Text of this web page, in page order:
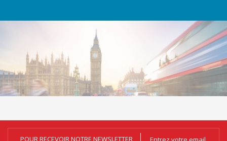
POUR RECEVOIR NOTRE NEWSLETTER